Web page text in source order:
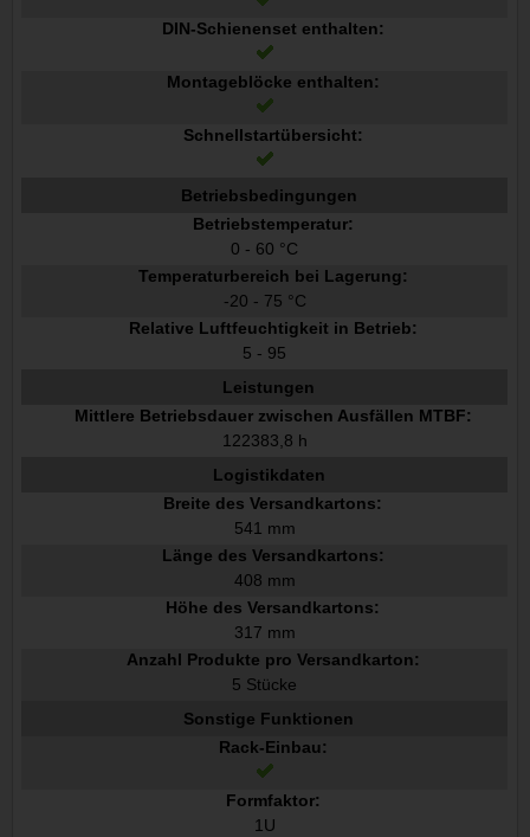
DIN-Schienenset enthalten:
Montageblöcke enthalten:
Schnellstartübersicht:
Betriebsbedingungen
Betriebstemperatur:
0 - 60 °C
Temperaturbereich bei Lagerung:
-20 - 75 °C
Relative Luftfeuchtigkeit in Betrieb:
5 - 95
Leistungen
Mittlere Betriebsdauer zwischen Ausfällen MTBF:
122383,8 h
Logistikdaten
Breite des Versandkartons:
541 mm
Länge des Versandkartons:
408 mm
Höhe des Versandkartons:
317 mm
Anzahl Produkte pro Versandkarton:
5 Stücke
Sonstige Funktionen
Rack-Einbau:
Formfaktor:
1U